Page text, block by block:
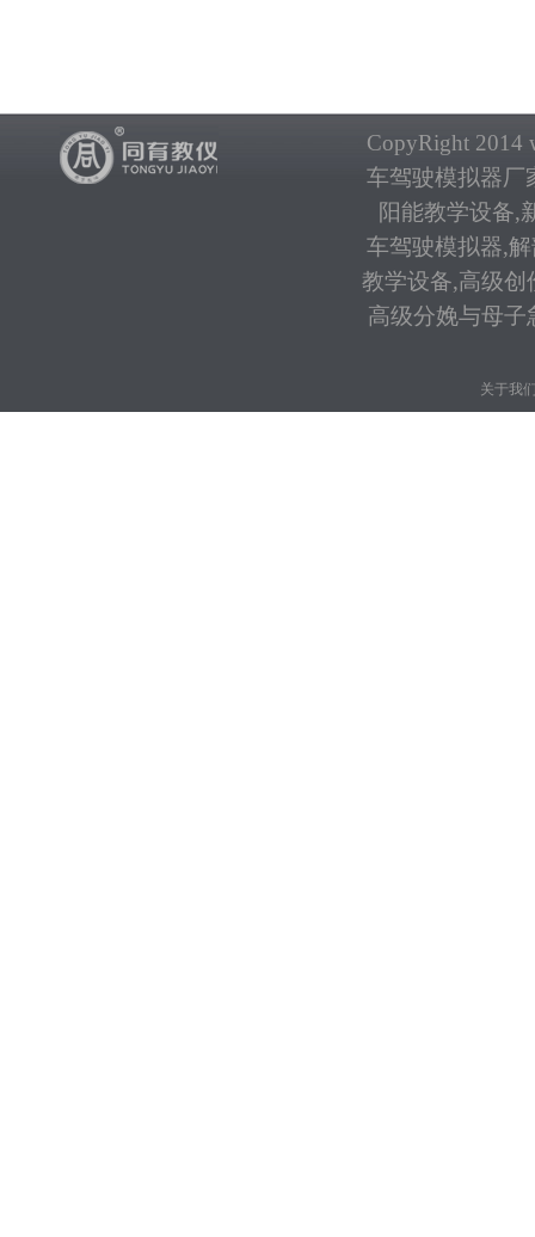
CopyRight 2014
车驾驶模拟器厂
阳能教学设备,
车驾驶模拟器,
教学设备,高级创
高级分娩与母子
关于我